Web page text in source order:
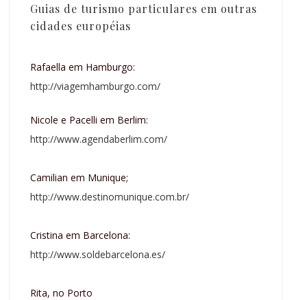
Guias de turismo particulares em outras
cidades européias
Rafaella em Hamburgo:
http://viagemhamburgo.com/
Nicole e Pacelli em Berlim:
http://www.agendaberlim.com/
Camilian em Munique;
http://www.destinomunique.com.br/
Cristina em Barcelona:
http://www.soldebarcelona.es/
Rita, no Porto